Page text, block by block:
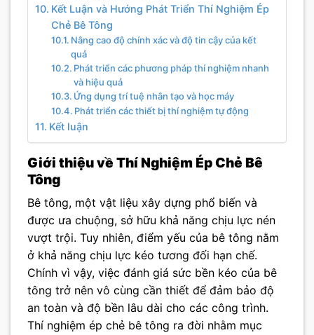
Kết Luận và Hướng Phát Triển Thí Nghiệm Ép
Chẻ Bê Tông
Nâng cao độ chính xác và độ tin cậy của kết
quả
Phát triển các phương pháp thí nghiệm nhanh
và hiệu quả
Ứng dụng trí tuệ nhân tạo và học máy
Phát triển các thiết bị thí nghiệm tự động
Kết luận
Giới thiệu về Thí Nghiệm Ép Chẻ Bê
Tông
Bê tông, một vật liệu xây dựng phổ biến và
được ưa chuộng, sở hữu khả năng chịu lực nén
vượt trội. Tuy nhiên, điểm yếu của bê tông nằm
ở khả năng chịu lực kéo tương đối hạn chế.
Chính vì vậy, việc đánh giá sức bền kéo của bê
tông trở nên vô cùng cần thiết để đảm bảo độ
an toàn và độ bền lâu dài cho các công trình.
Thí nghiệm ép chẻ bê tông ra đời nhằm mục